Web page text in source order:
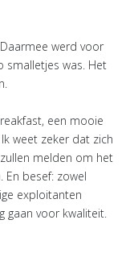
werd voor
smalletjes was. Het
een mooie
weet zeker dat zich
melden om het
En besef: zowel
exploitanten
gaan voor kwaliteit.